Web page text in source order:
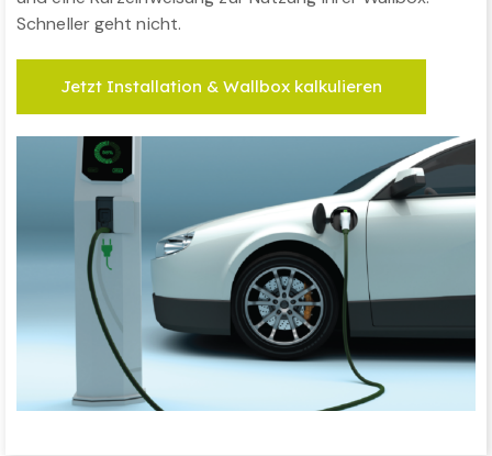
Schneller geht nicht.
Jetzt Installation & Wallbox kalkulieren